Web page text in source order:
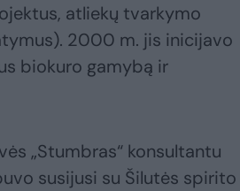
atliekų tvarkymo
2000 m. jis inicijavo
biokuro gamybą ir
„Stumbras“ konsultantu
susijusi su Šilutės spirito